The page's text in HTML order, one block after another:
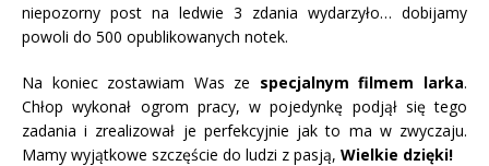
niepozorny post na ledwie 3 zdania wydarzyło… dobijamy
powoli do 500 opublikowanych notek.
Na koniec zostawiam Was ze specjalnym filmem larka.
Chłop wykonał ogrom pracy, w pojedynkę podjął się tego
zadania i zrealizował je perfekcyjnie jak to ma w zwyczaju.
Mamy wyjątkowe szczęście do ludzi z pasją, Wielkie dzięki!